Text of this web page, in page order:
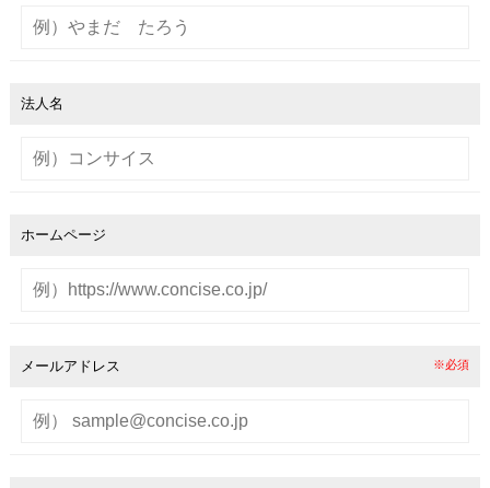
法人名
ホームページ
メールアドレス ※必須